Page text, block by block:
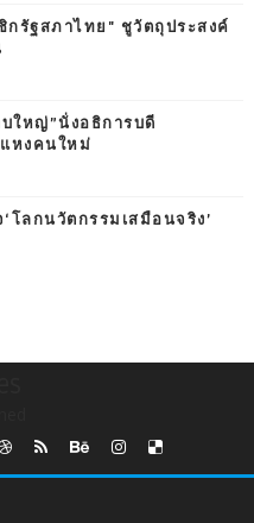
กรัฐสภาไทย" ชูวัตถุประสงค์
ใหญ่”นั่งอธิการบดี
หงคนใหม่
โลกนวัตกรรมเสมือนจริง’